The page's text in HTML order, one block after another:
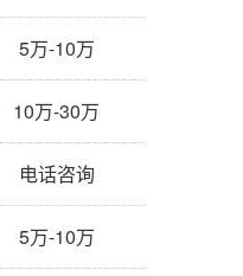
5万-10万
10万-30万
电话咨询
5万-10万